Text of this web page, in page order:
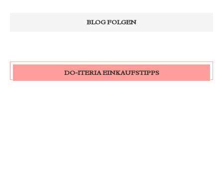
DO-ITERIA EINKAUFSTIPPS